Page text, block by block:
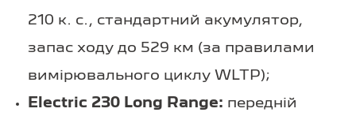
210 к. с., стандартний акумулятор,
запас ходу до 529 км (за правилами
вимірювального циклу WLTP);
Electric 230 Long Range: передній